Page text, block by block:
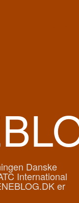
Danske
International
er